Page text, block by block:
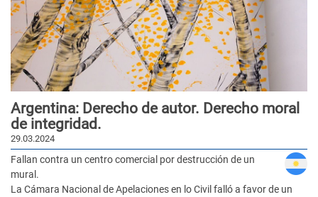
Argentina: Derecho de autor. Derecho moral
de integridad.
29.03.2024
Fallan contra un centro comercial por destrucción de un
mural.
La Cámara Nacional de Apelaciones en lo Civil falló a favor de un